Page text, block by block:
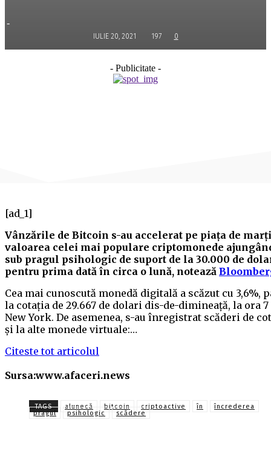
-
IULIE 20, 2021 197 0
- Publicitate -
[ad_1]
Vânzările de Bitcoin s-au accelerat pe piața de
valoarea celei mai populare criptomonede
sub pragul psihologic de suport de la 30.000 de
pentru prima dată în circa o lună, notează
Cea mai cunoscută monedă digitală a scăzut cu 3,6%,
la cotația de 29.667 de dolari dis-de-dimineață, la ora 7
New York. De asemenea, s-au înregistrat scăderi de
și la alte monede virtuale:…
Citeste tot articolul
Sursa:www.afaceri.news
TAGS alunecă bitcoin criptoactive în
încrederea
pragul
psihologic scădere